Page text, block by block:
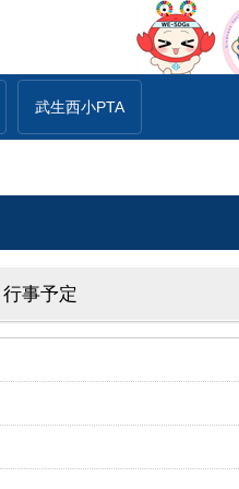
武生西小PTA
行事予定